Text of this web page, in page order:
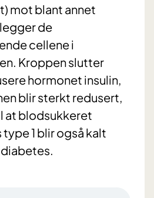
mot blant annet
de
cellene i
Kroppen slutter
hormonet insulin,
blir sterkt redusert,
at blodsukkeret
1 blir også kalt